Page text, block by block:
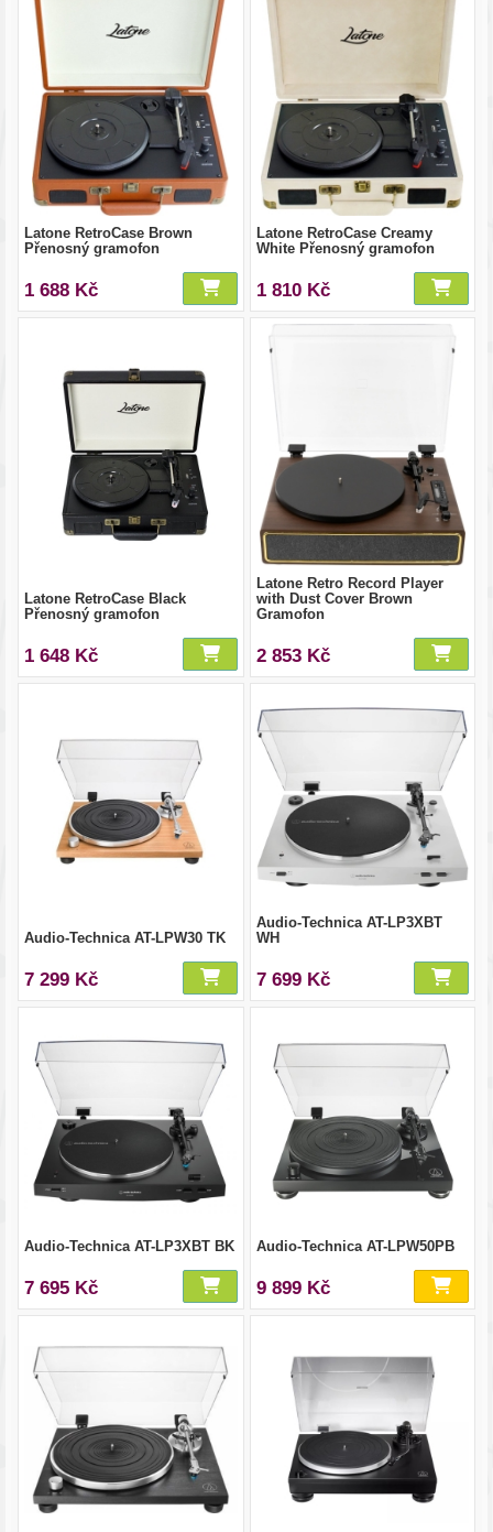
Latone RetroCase Brown
Přenosný gramofon
1 688 Kč
Latone RetroCase Creamy
White Přenosný gramofon
1 810 Kč
Latone RetroCase Black
Přenosný gramofon
1 648 Kč
Latone Retro Record Player
with Dust Cover Brown
Gramofon
2 853 Kč
Audio-Technica AT-LPW30 TK
7 299 Kč
Audio-Technica AT-LP3XBT
WH
7 699 Kč
Audio-Technica AT-LP3XBT BK
7 695 Kč
Audio-Technica AT-LPW50PB
9 899 Kč